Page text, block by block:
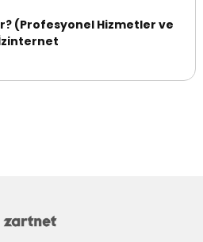
(Profesyonel Hizmetler ve